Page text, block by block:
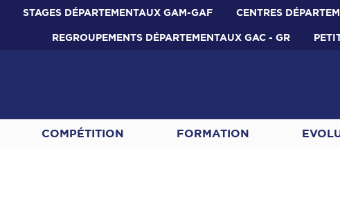
STAGES DÉPARTEMENTAUX GAM-GAF CENTRES
REGROUPEMENTS DÉPARTEMENTAUX GAC - GR
COMPÉTITION FORMATION